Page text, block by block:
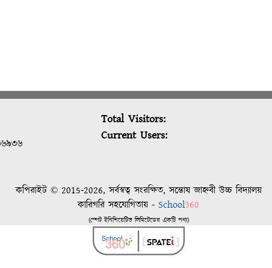
Total Visitors:
Current Users:
কপিরাইট © 2015-2026, সর্বস্বত্ব সংরক্ষিত, সন্তোষ জাহ্নবী উচ্চ বিদ্যালয়
কারিগরি সহযোগিতায় - School360
(স্পেট ইনিশিয়েটিভ লিমিটেডের একটি পণ্য)